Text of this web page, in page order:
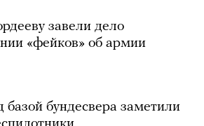
завели дело
«фейков» об армии
бундесвера заметили